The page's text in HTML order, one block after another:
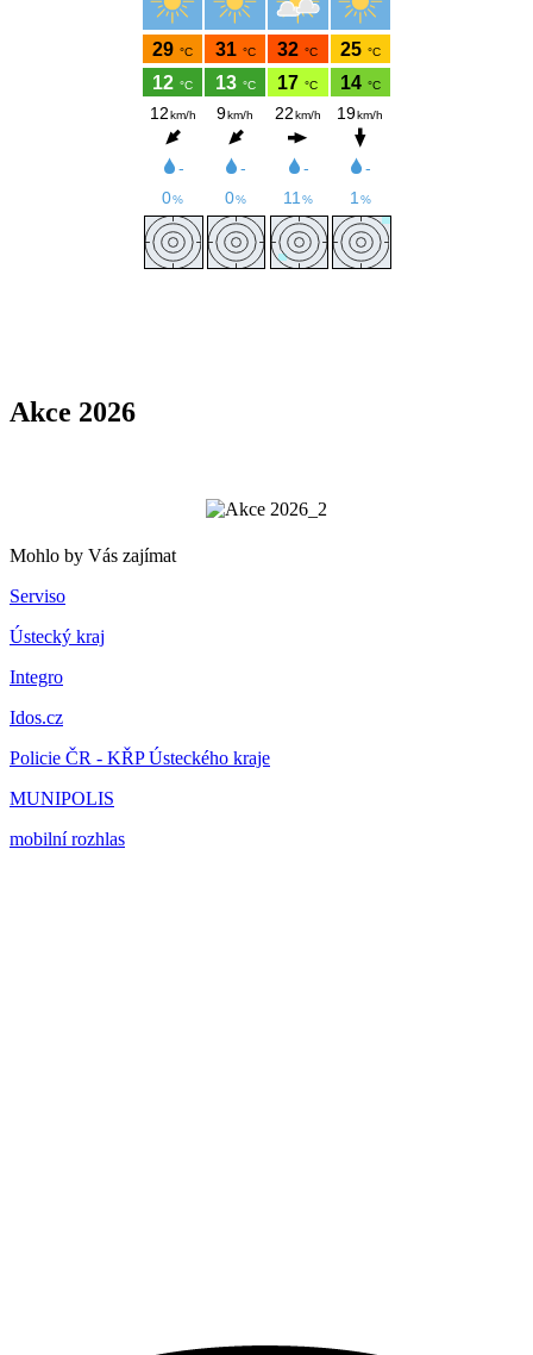
Akce 2026
Mohlo by Vás zajímat
Serviso
Ústecký kraj
Integro
Idos.cz
Policie ČR - KŘP Ústeckého kraje
MUNIPOLIS
mobilní rozhlas